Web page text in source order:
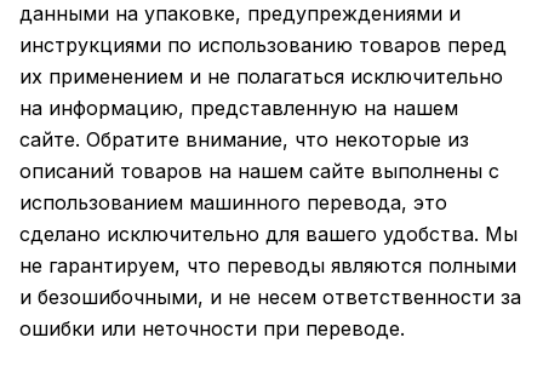
данными на упаковке, предупреждениями и
инструкциями по использованию товаров перед
их применением и не полагаться исключительно
на информацию, представленную на нашем
сайте. Обратите внимание, что некоторые из
описаний товаров на нашем сайте выполнены с
использованием машинного перевода, это
сделано исключительно для вашего удобства. Мы
не гарантируем, что переводы являются полными
и безошибочными, и не несем ответственности за
ошибки или неточности при переводе.